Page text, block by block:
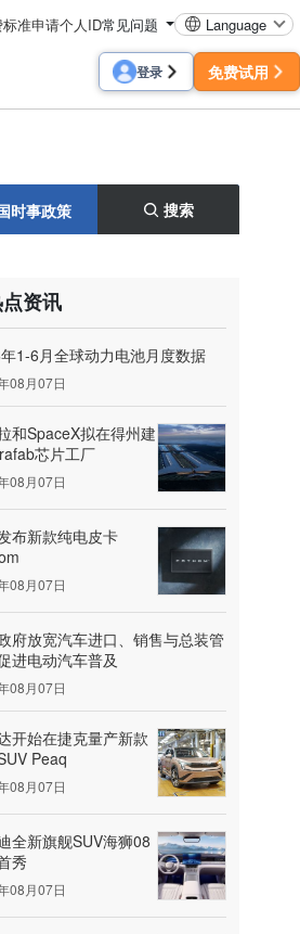
准申请个人ID常见问题 Language
登录 免费试用
时事政策 搜索
资讯
1-6月全球动力电池月度数据
08月07日
和SpaceX拟在得州建
芯片工厂
08月07日
布新款纯电皮卡
08月07日
府放宽汽车进口、销售与总装管
进电动汽车普及
08月07日
开始在捷克量产新款
Peaq
08月07日
全新旗舰SUV海狮08
秀
08月07日